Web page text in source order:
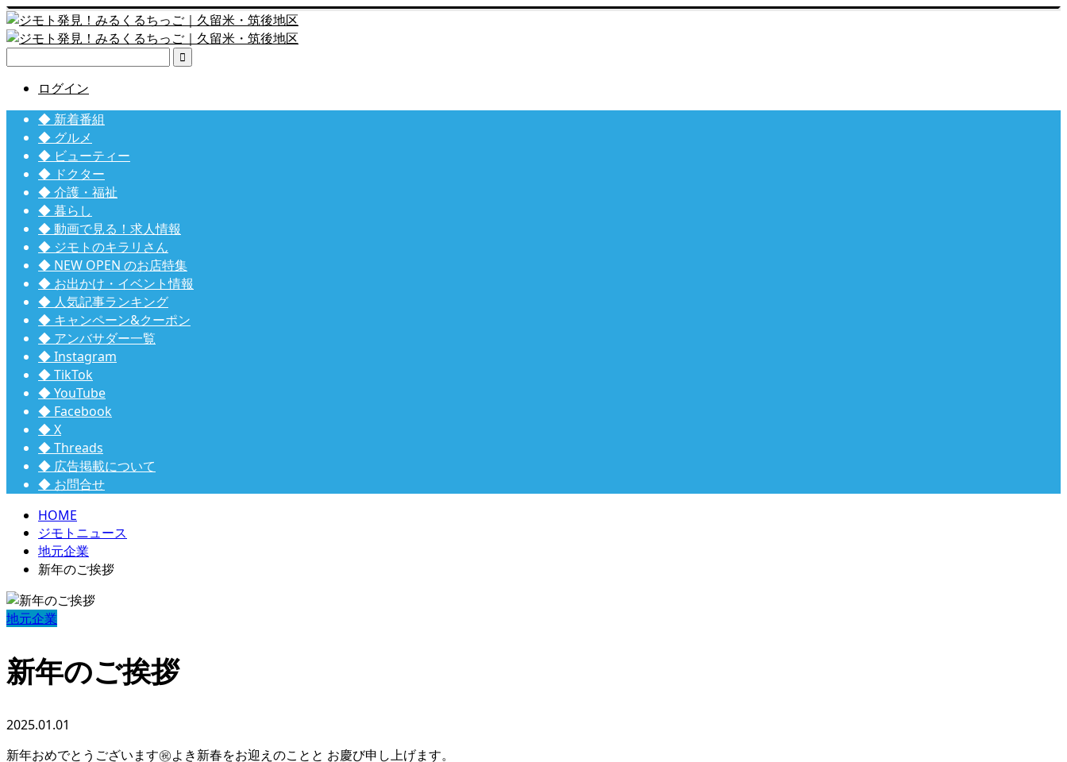

ログイン
◆ 新着番組
◆ グルメ
◆ ビューティー
◆ ドクター
◆ 介護・福祉
◆ 暮らし
◆ 動画で見る！求人情報
◆ ジモトのキラリさん
◆ NEW OPEN のお店特集
◆ お出かけ・イベント情報
◆ 人気記事ランキング
◆ キャンペーン&クーポン
◆ アンバサダー一覧
◆ Instagram
◆ TikTok
◆ YouTube
◆ Facebook
◆ X
◆ Threads
◆ 広告掲載について
◆ お問合せ
HOME
ジモトニュース
地元企業
新年のご挨拶
地元企業
新年のご挨拶
2025.01.01
新年おめでとうございます㊗️よき新春をお迎えのことと お慶び申し上げます。